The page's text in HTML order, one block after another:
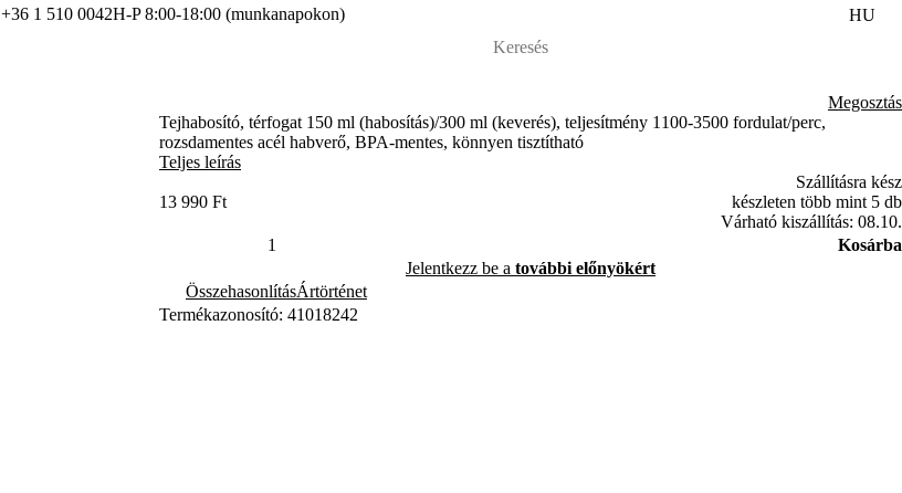
+36 1 510 0042H-P 8:00-18:00 (munkanapokon)
HU
Megosztás
Tejhabosító, térfogat 150 ml (habosítás)/300 ml (keverés), teljesítmény 1100-3500 fordulat/perc,
rozsdamentes acél habverő, BPA-mentes, könnyen tisztítható
Teljes leírás
13 990 Ft
Szállításra kész
készleten több mint 5 db
Várható kiszállítás: 08.10.
Kosárba
Jelentkezz be a további előnyökért
ÖsszehasonlításÁrtörténet
Termékazonosító: 41018242